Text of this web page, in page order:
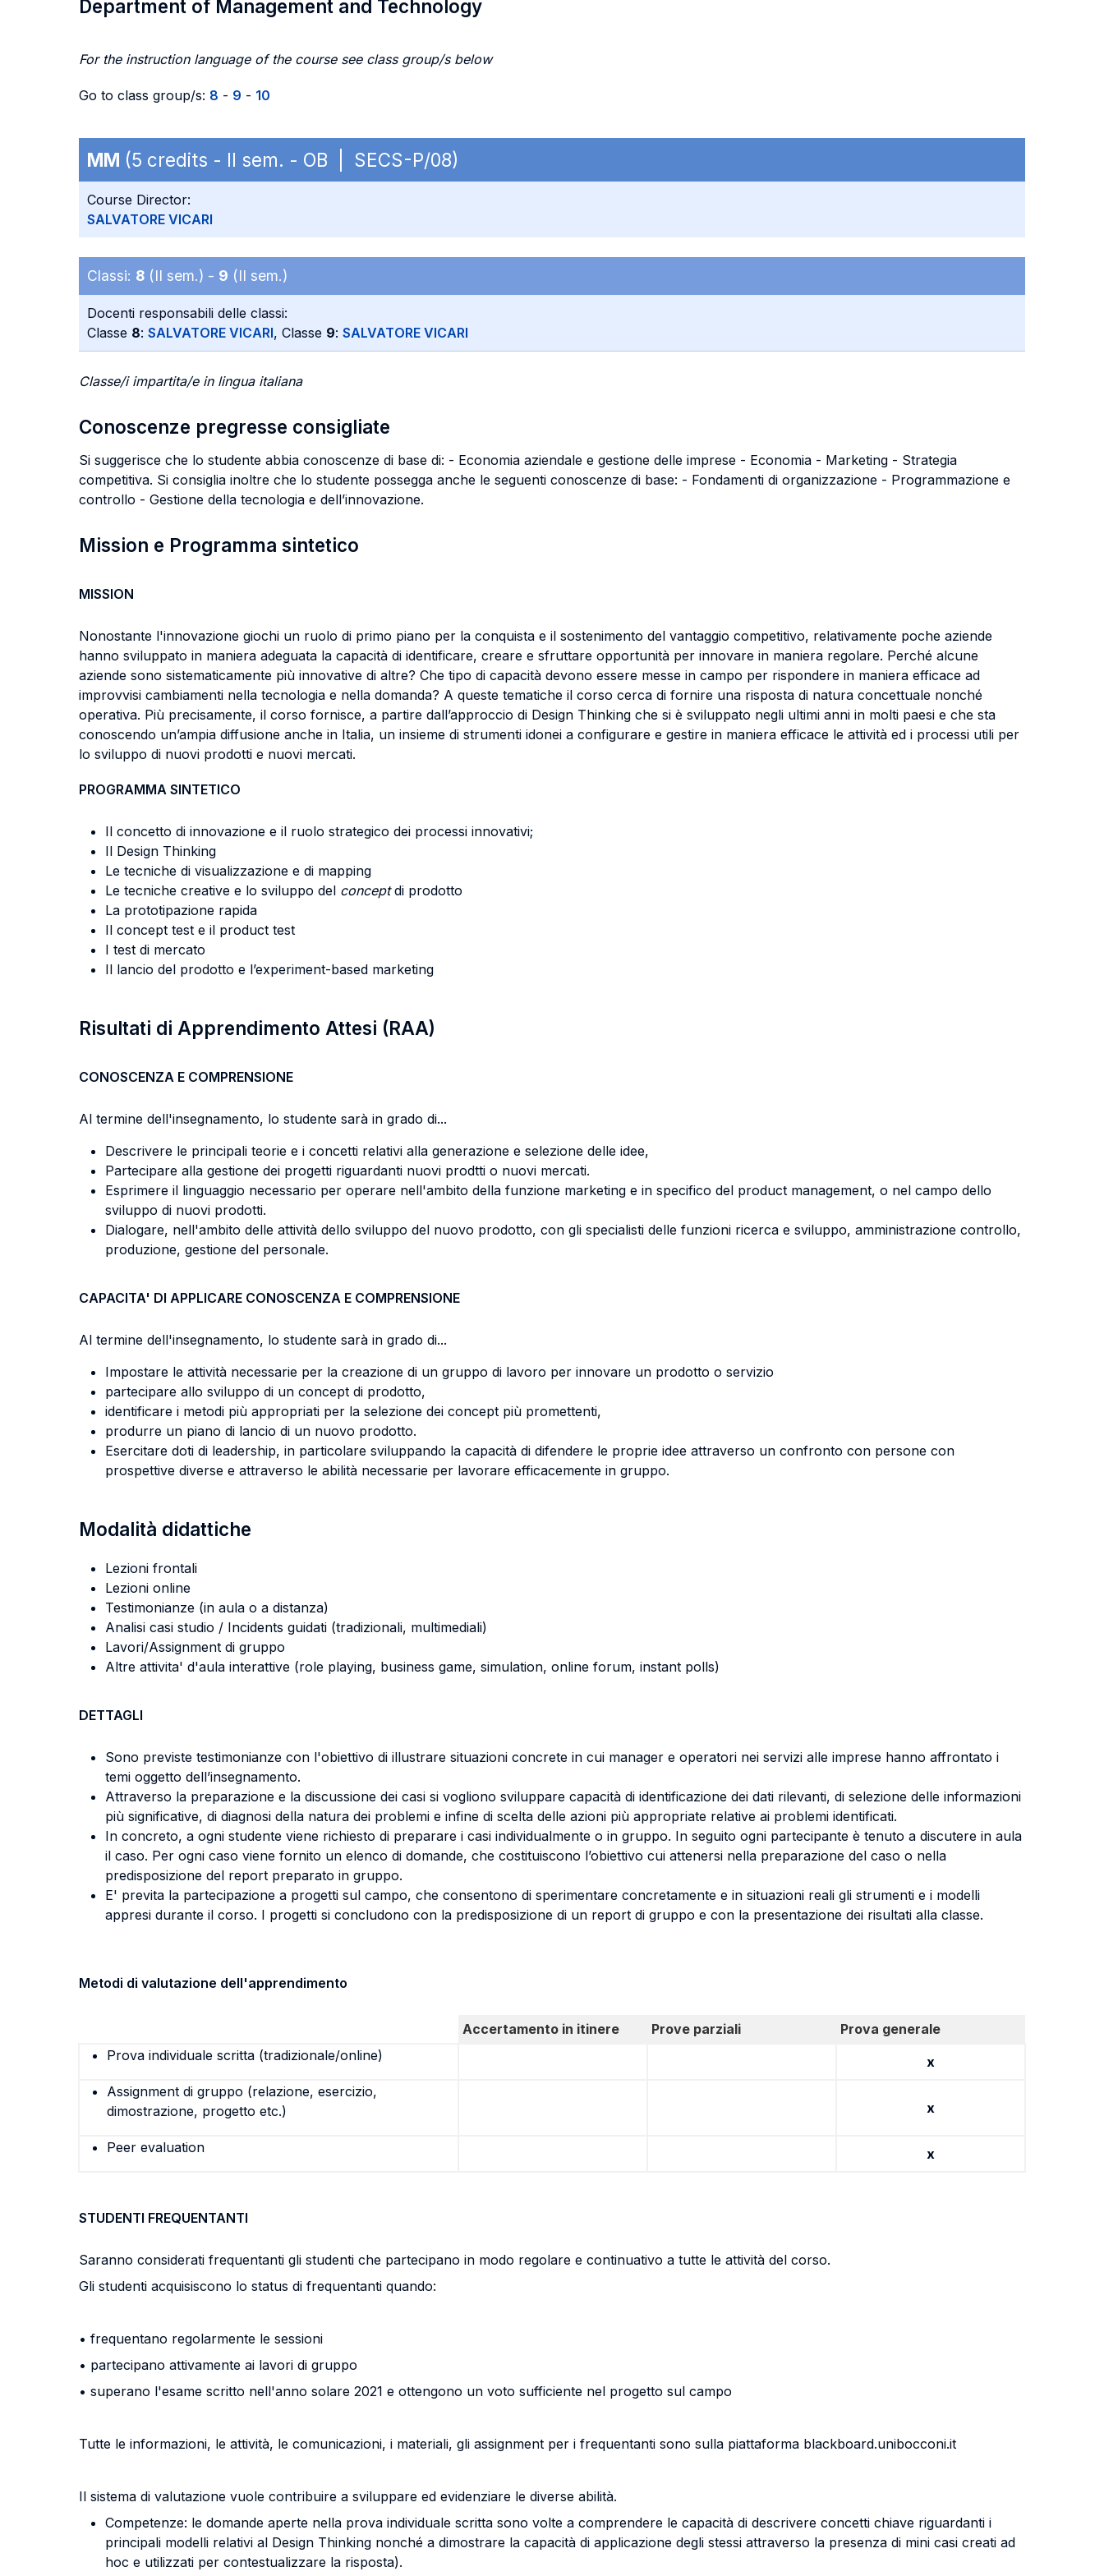
Department of Management and Technology
For the instruction language of the course see class group/s below
Go to class group/s: 8 - 9 - 10
MM (5 credits - II sem. - OB | SECS-P/08)
Course Director:
SALVATORE VICARI
Classi: 8 (II sem.) - 9 (II sem.)
Docenti responsabili delle classi:
Classe 8: SALVATORE VICARI, Classe 9: SALVATORE VICARI
Classe/i impartita/e in lingua italiana
Conoscenze pregresse consigliate
Si suggerisce che lo studente abbia conoscenze di base di: - Economia aziendale e gestione delle imprese - Economia - Marketing - Strategia
competitiva. Si consiglia inoltre che lo studente possegga anche le seguenti conoscenze di base: - Fondamenti di organizzazione - Programmazione e
controllo - Gestione della tecnologia e dell’innovazione.
Mission e Programma sintetico
MISSION
Nonostante l'innovazione giochi un ruolo di primo piano per la conquista e il sostenimento del vantaggio competitivo, relativamente poche aziende
hanno sviluppato in maniera adeguata la capacità di identificare, creare e sfruttare opportunità per innovare in maniera regolare. Perché alcune
aziende sono sistematicamente più innovative di altre? Che tipo di capacità devono essere messe in campo per rispondere in maniera efficace ad
improvvisi cambiamenti nella tecnologia e nella domanda? A queste tematiche il corso cerca di fornire una risposta di natura concettuale nonché
operativa. Più precisamente, il corso fornisce, a partire dall’approccio di Design Thinking che si è sviluppato negli ultimi anni in molti paesi e che sta
conoscendo un’ampia diffusione anche in Italia, un insieme di strumenti idonei a configurare e gestire in maniera efficace le attività ed i processi utili per
lo sviluppo di nuovi prodotti e nuovi mercati.
PROGRAMMA SINTETICO
Il concetto di innovazione e il ruolo strategico dei processi innovativi;
Il Design Thinking
Le tecniche di visualizzazione e di mapping
Le tecniche creative e lo sviluppo del conceptdi prodotto
La prototipazione rapida
Il concept test e il product test
I test di mercato
Il lancio del prodotto e l’experiment-based marketing
Risultati di Apprendimento Attesi (RAA)
CONOSCENZA E COMPRENSIONE
Al termine dell'insegnamento, lo studente sarà in grado di...
Descrivere le principali teorie e i concetti relativi alla generazione e selezione delle idee,
Partecipare alla gestione dei progetti riguardanti nuovi prodtti o nuovi mercati.
Esprimere il linguaggio necessario per operare nell'ambito della funzione marketing e in specifico del product management, o nel campo dello
sviluppo di nuovi prodotti.
Dialogare, nell'ambito delle attività dello sviluppo del nuovo prodotto, con gli specialisti delle funzioni ricerca e sviluppo, amministrazione controllo,
produzione, gestione del personale.
CAPACITA' DI APPLICARE CONOSCENZA E COMPRENSIONE
Al termine dell'insegnamento, lo studente sarà in grado di...
Impostare le attività necessarie per la creazione di un gruppo di lavoro per innovare un prodotto o servizio
partecipare allo sviluppo di un concept di prodotto,
identificare i metodi più appropriati per la selezione dei concept più promettenti,
produrre un piano di lancio di un nuovo prodotto.
Esercitare doti di leadership, in particolare sviluppando la capacità di difendere le proprie idee attraverso un confronto con persone con
prospettive diverse e attraverso le abilità necessarie per lavorare efficacemente in gruppo.
Modalità didattiche
Lezioni frontali
Lezioni online
Testimonianze (in aula o a distanza)
Analisi casi studio / Incidents guidati (tradizionali, multimediali)
Lavori/Assignment di gruppo
Altre attivita' d'aula interattive (role playing, business game, simulation, online forum, instant polls)
DETTAGLI
Sono previste testimonianze con l'obiettivo di illustrare situazioni concrete in cui manager e operatori nei servizi alle imprese hanno affrontato i
temi oggetto dell’insegnamento.
Attraverso la preparazione e la discussione dei casi si vogliono sviluppare capacità di identificazione dei dati rilevanti, di selezione delle informazioni
più significative, di diagnosi della natura dei problemi e infine di scelta delle azioni più appropriate relative ai problemi identificati.
In concreto, a ogni studente viene richiesto di preparare i casi individualmente o in gruppo. In seguito ogni partecipante è tenuto a discutere in aula
il caso. Per ogni caso viene fornito un elenco di domande, che costituiscono l’obiettivo cui attenersi nella preparazione del caso o nella
predisposizione del report preparato in gruppo.
E' previta la partecipazione a progetti sul campo, che consentono di sperimentare concretamente e in situazioni reali gli strumenti e i modelli
appresi durante il corso. I progetti si concludono con la predisposizione di un report di gruppo e con la presentazione dei risultati alla classe.
Metodi di valutazione dell'apprendimento
Accertamento in itinere Prove parziali
Prova generale
Prova individuale scritta (tradizionale/online)
x
Assignment di gruppo (relazione, esercizio,
dimostrazione, progetto etc.)
x
Peer evaluation x
STUDENTI FREQUENTANTI
Saranno considerati frequentanti gli studenti che partecipano in modo regolare e continuativo a tutte le attività del corso.
Gli studenti acquisiscono lo status di frequentanti quando:
• frequentano regolarmente le sessioni
• partecipano attivamente ai lavori di gruppo
• superano l'esame scritto nell'anno solare 2021 e ottengono un voto sufficiente nel progetto sul campo
Tutte le informazioni, le attività, le comunicazioni, i materiali, gli assignment per i frequentanti sono sulla piattaforma blackboard.unibocconi.it
Il sistema di valutazione vuole contribuire a sviluppare ed evidenziare le diverse abilità.
Competenze: le domande aperte nella prova individuale scritta sono volte a comprendere le capacità di descrivere concetti chiave riguardanti i
principali modelli relativi al Design Thinking nonché a dimostrare la capacità di applicazione degli stessi attraverso la presenza di mini casi creati ad
hoc e utilizzati per contestualizzare la risposta).